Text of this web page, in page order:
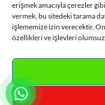
erişmek amacıyla çerezler
vermek, bu sitedeki tarama
işlememize izin verecektir.
özellikleri ve işlevleri
DAIRE KAPISI
Füme Daire Kapısı
DEVAMINI OKU